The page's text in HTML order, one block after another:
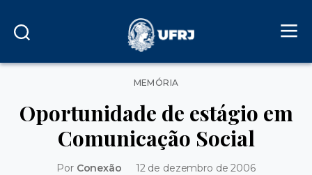
Categorias
MEMÓRIA
Oportunidade de estágio em
Comunicação Social
Por Conexão 12 de dezembro de 2006